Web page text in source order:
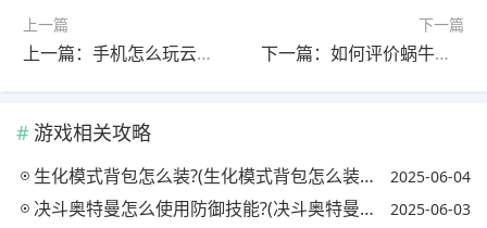
上一篇
上一篇：手机怎么玩云顶之弈?(手机怎么玩云顶之弈电脑版)
下一篇
下一篇：如何评价蜗牛游戏开发的手游《九阳神功2》?(如何评价蜗牛游戏开发的手游《九阳神功2》这个游戏)
游戏相关攻略
生化模式背包怎么装?(生化模式背包怎么装武器) 2025-06-04
决斗奥特曼怎么使用防御技能?(决斗奥特曼英雄怎么玩防御) 2025-06-03